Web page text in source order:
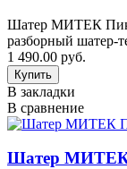
Шатер МИТЕК
разборный шатер-
1 490.00 руб.
В закладки
В сравнение
Шатер МИТЕК